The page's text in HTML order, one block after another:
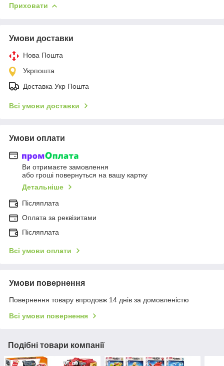
Приховати
Умови доставки
Нова Пошта
Укрпошта
Доставка Укр Пошта
Всі умови доставки
Умови оплати
Ви отримаєте замовлення
або гроші повернуться на вашу картку
Детальніше
Післяплата
Оплата за реквізитами
Післяплата
Всі умови оплати
Умови повернення
Повернення товару впродовж 14 днів за домовленістю
Всі умови повернення
Подібні товари компанії